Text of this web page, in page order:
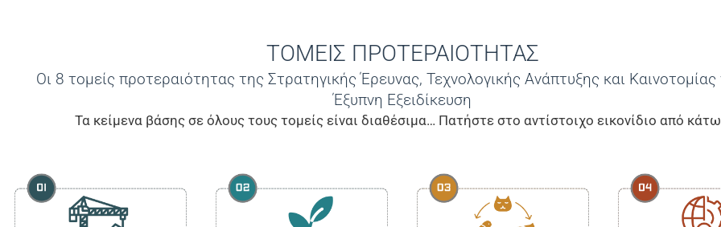
ΤΟΜΕΙΣ ΠΡΟΤΕΡΑΙΟΤΗΤΑΣ
Οι 8 τομείς προτεραιότητας της Στρατηγικής Έρευνας, Τεχνολογικής Ανάπτυξης και Καινοτομίας
Έξυπνη Εξειδίκευση
Τα κείμενα βάσης σε όλους τους τομείς είναι διαθέσιμα… Πατήστε στο αντίστοιχο εικονίδιο από